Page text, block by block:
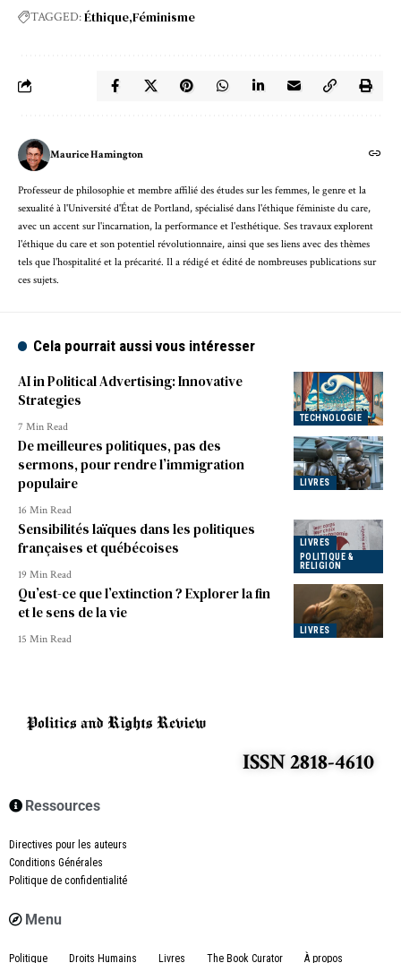
TAGGED:Éthique Féminisme
Maurice Hamington
Professeur de philosophie et membre affilié des études sur les femmes, le genre et la
sexualité à l'Université d'État de Portland, spécialisé dans l'éthique féministe du care,
avec un accent sur l'incarnation, la performance et l'esthétique. Ses travaux explorent
l'éthique du care et son potentiel révolutionnaire, ainsi que ses liens avec des thèmes
tels que l'hospitalité et la précarité. Il a rédigé et édité de nombreuses publications sur
ces sujets.
Cela pourrait aussi vous intéresser
TECHNOLOGIE
AI in Political Advertising: Innovative
Strategies
7 Min Read
LIVRES
De meilleures politiques, pas des
sermons, pour rendre l’immigration
populaire
16 Min Read
LIVRES
POLITIQUE &
RELIGION
Sensibilités laïques dans les politiques
françaises et québécoises
19 Min Read
LIVRES
Qu’est-ce que l’extinction ? Explorer la fin
et le sens de la vie
15 Min Read
ISSN 2818-4610
Ressources
Directives pour les auteurs
Conditions Générales
Politique de confidentialité
Menu
Politique Droits Humains Livres The Book Curator À propos